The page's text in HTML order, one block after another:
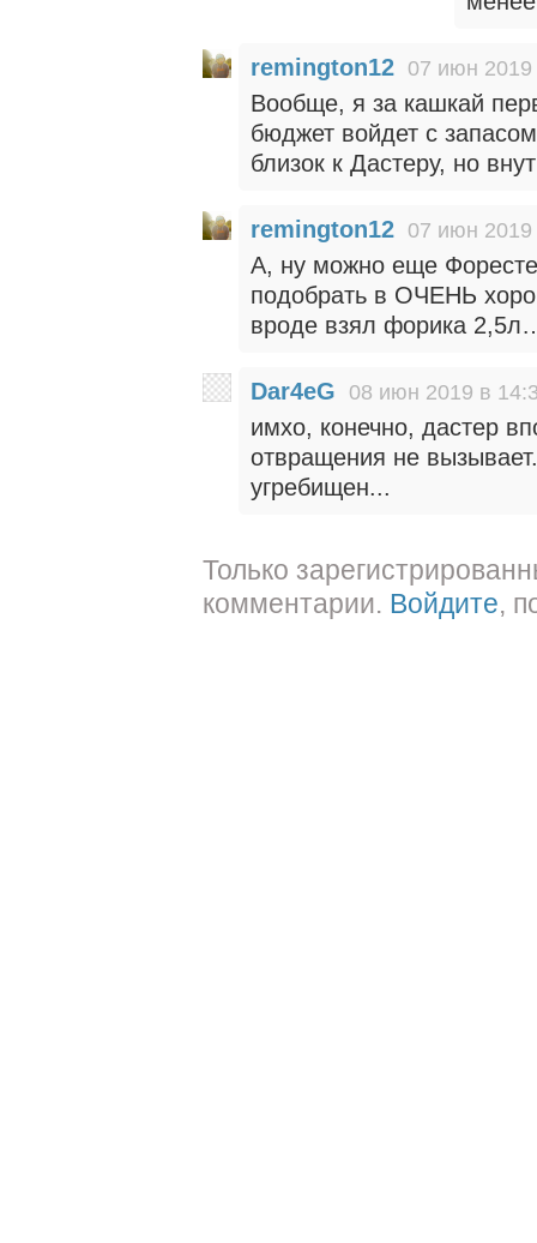
remington12 07 июн 2019
Вообще, я за кашкай
бюджет войдет с
близок к Дастеру, но
remington12 07 июн 2019
А, ну можно еще
подобрать в ОЧЕНЬ
вроде взял форика
Dar4eG 08 июн 2019 в
имхо, конечно, дастер
отвращения не
угребищен...
Только
комментарии. Войдите,